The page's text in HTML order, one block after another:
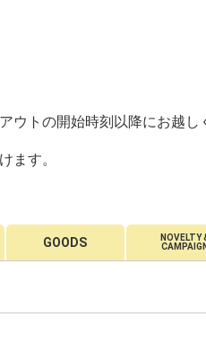
ウトの開始時刻以降にお越し
ます。
GOODS
NOVELTY